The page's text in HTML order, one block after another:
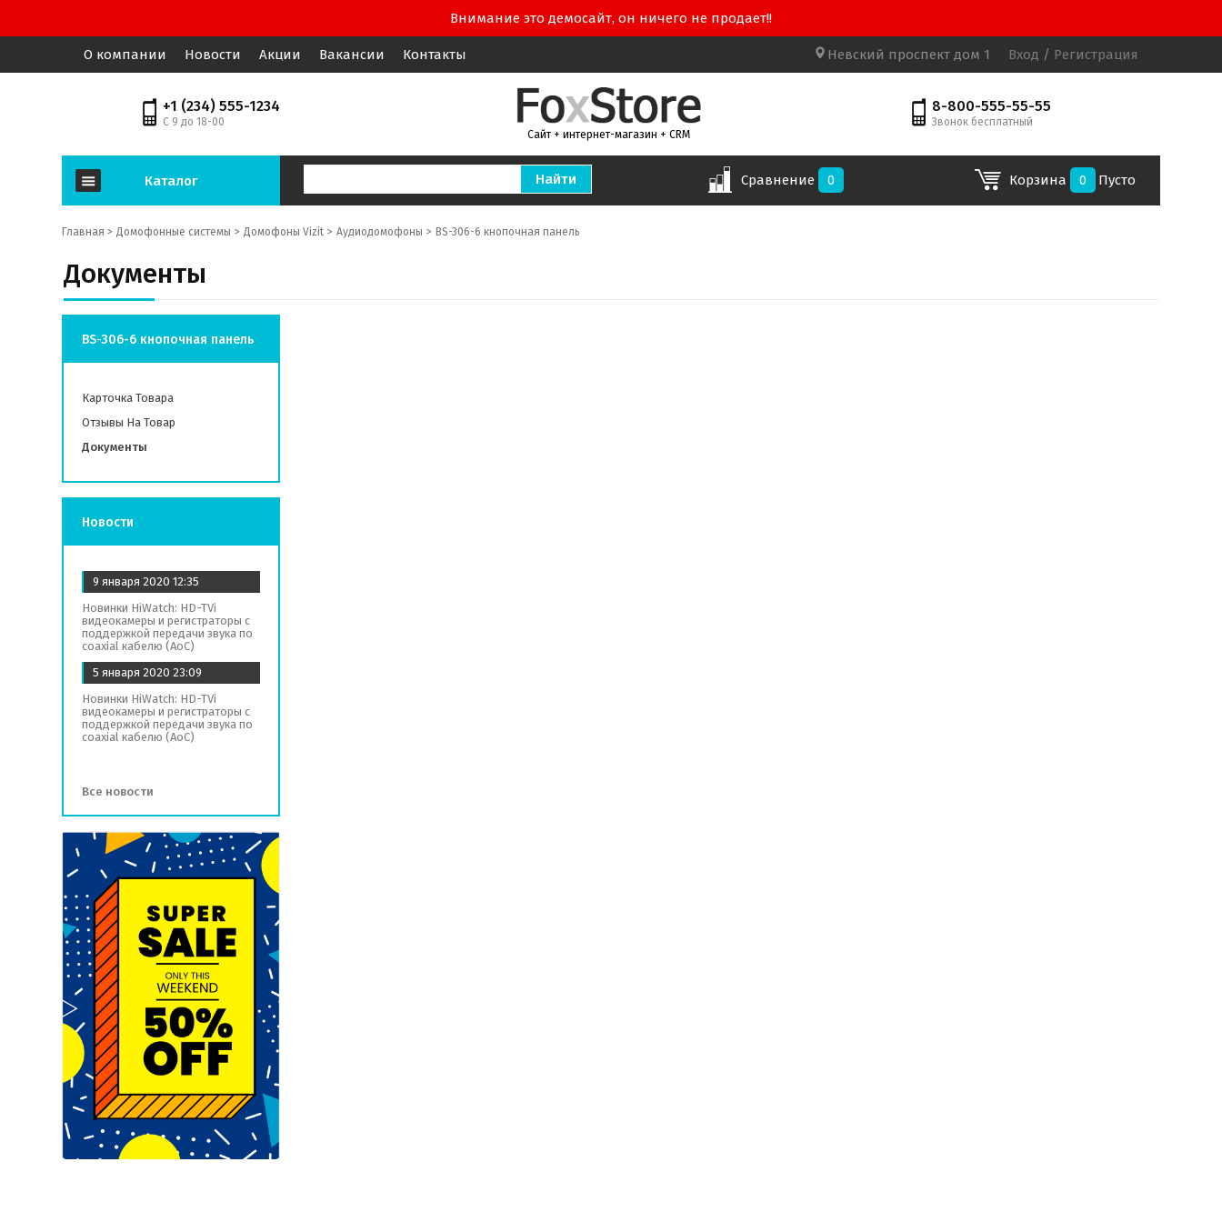
Внимание это демосайт, он ничего не продает!!
О компании Новости Акции Вакансии Контакты Невский проспект дом 1 Вход / Регистрация
+1 (234) 555-1234
С 9 до 18-00
Сайт + интернет-магазин + CRM
8-800-555-55-55
Звонок бесплатный
Каталог Сравнение 0 Корзина 0 Пусто
Главная > Домофонные системы Домофоны Vizit Аудиодомофоны BS-306-6 кнопочная панель
Документы
BS-306-6 кнопочная панель
Карточка Товара
Отзывы На Товар
Документы
Новости
9 января 2020 12:35
Новинки HiWatch: HD-TVi
видеокамеры и регистраторы с
поддержкой передачи звука по
coaxial кабелю (AoC)
5 января 2020 23:09
Новинки HiWatch: HD-TVi
видеокамеры и регистраторы с
поддержкой передачи звука по
coaxial кабелю (AoC)
Все новости